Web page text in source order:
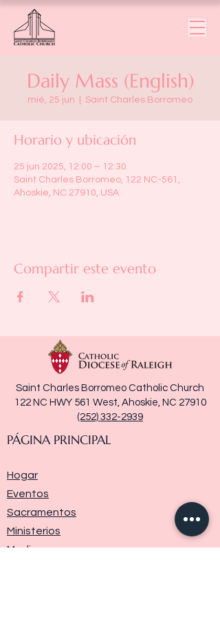
Daily Mass (English)
mié, 25 jun Saint Charles Borromeo
Horario y ubicación
25 jun 2025, 12:00 – 12:30
Saint Charles Borromeo, 122 NC-561,
Ahoskie, NC 27910, USA
Compartir este evento
Saint Charles Borromeo Catholic Church
122 NC HWY 561 West, Ahoskie, NC 27910
(252) 332-2939
PÁGINA PRINCIPAL
Hogar
Eventos
Sacramentos
Ministerios
Media